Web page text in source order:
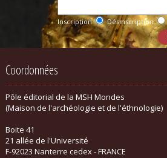
Inscription Désinscription
Coordonnées
Pôle éditorial de la MSH Mondes
(Maison de l'archéologie et de l'éthnologie)
Boite 41
21 allée de l'Université
F-92023 Nanterre cedex - FRANCE